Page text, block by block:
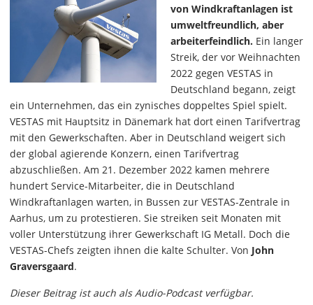
von Windkraftanlagen ist
umweltfreundlich, aber
arbeiterfeindlich. Ein langer
Streik, der vor Weihnachten
2022 gegen VESTAS in
Deutschland begann, zeigt
ein Unternehmen, das ein zynisches doppeltes Spiel spielt.
VESTAS mit Hauptsitz in Dänemark hat dort einen Tarifvertrag
mit den Gewerkschaften. Aber in Deutschland weigert sich
der global agierende Konzern, einen Tarifvertrag
abzuschließen. Am 21. Dezember 2022 kamen mehrere
hundert Service-Mitarbeiter, die in Deutschland
Windkraftanlagen warten, in Bussen zur VESTAS-Zentrale in
Aarhus, um zu protestieren. Sie streiken seit Monaten mit
voller Unterstützung ihrer Gewerkschaft IG Metall. Doch die
VESTAS-Chefs zeigten ihnen die kalte Schulter. Von John
Graversgaard.
Dieser Beitrag ist auch als Audio-Podcast verfügbar.